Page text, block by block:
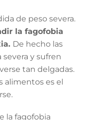
de peso severa.
la fagofobia
De hecho las
y sufren
tan delgadas.
alimentos es el
la fagofobia